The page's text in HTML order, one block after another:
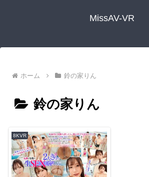
MissAV-VR
ホーム 鈴の家りん
鈴の家りん
8KVR